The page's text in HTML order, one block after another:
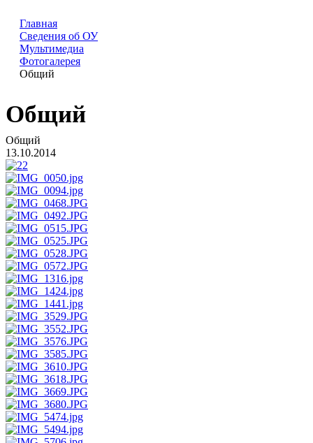
Главная
Сведения об ОУ
Мультимедиа
Фотогалерея
Общий
Общий
Общий
13.10.2014